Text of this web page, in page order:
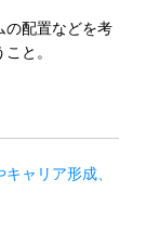
の配置などを考
と。
ャリア形成、